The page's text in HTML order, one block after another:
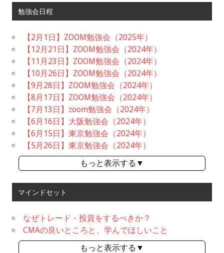
勉強会日程
【2月1日】ZOOM勉強会（2025年）
【12月21日】ZOOM勉強会（2024年）
【11月23日】ZOOM勉強会（2024年）
【10月26日】ZOOM勉強会（2024年）
【9月28日】ZOOM勉強会（2024年）
【8月17日】ZOOM勉強会（2024年）
【7月13日】zoom勉強会（2024年）
【6月16日】大阪勉強会（2024年）
【6月15日】東京勉強会（2024年）
【5月26日】東京勉強会（2024年）
もっと表示する▼
マインドセット
なぜトレード・投資をするべきか？
CMAの良いところと、学んでほしいこと
もっと表示する▼